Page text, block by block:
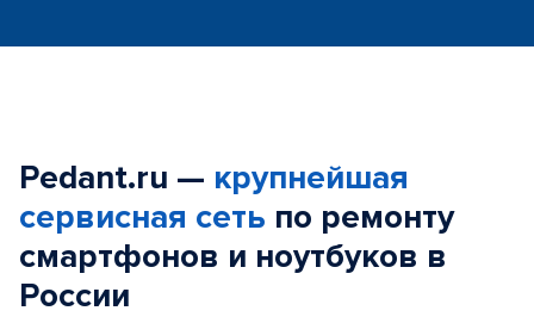
Pedant.ru — крупнейшая
сервисная сеть по ремонту
смартфонов и ноутбуков в
России